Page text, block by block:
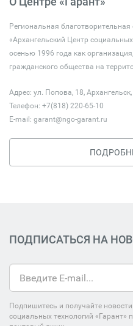
Региональная
«Архангельский Центр
осенью 1996 года как
гражданского общества на
Адрес: ул. Попова, 18,
Телефон: +7(818) 220-65-10
E-mail: garant@ngo-garant.ru
ПОДПИСАТЬСЯ НА
Подпишитесь и получайте
социальных технологий «Гарант»